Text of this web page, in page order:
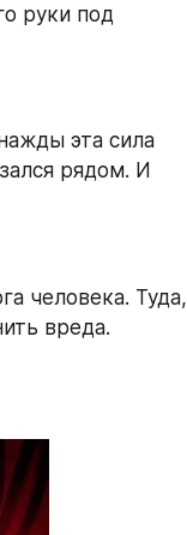
руки под
эта сила
рядом. И
человека. Туда,
вреда.